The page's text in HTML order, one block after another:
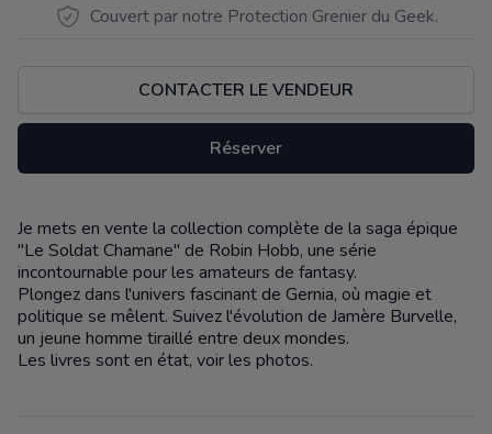
Couvert par notre Protection Grenier du Geek.
CONTACTER LE VENDEUR
Réserver
Description
Je mets en vente la collection complète de la saga épique
"Le Soldat Chamane" de Robin Hobb, une série
incontournable pour les amateurs de fantasy.
Plongez dans l'univers fascinant de Gernia, où magie et
politique se mêlent. Suivez l'évolution de Jamère Burvelle,
un jeune homme tiraillé entre deux mondes.
Les livres sont en état, voir les photos.